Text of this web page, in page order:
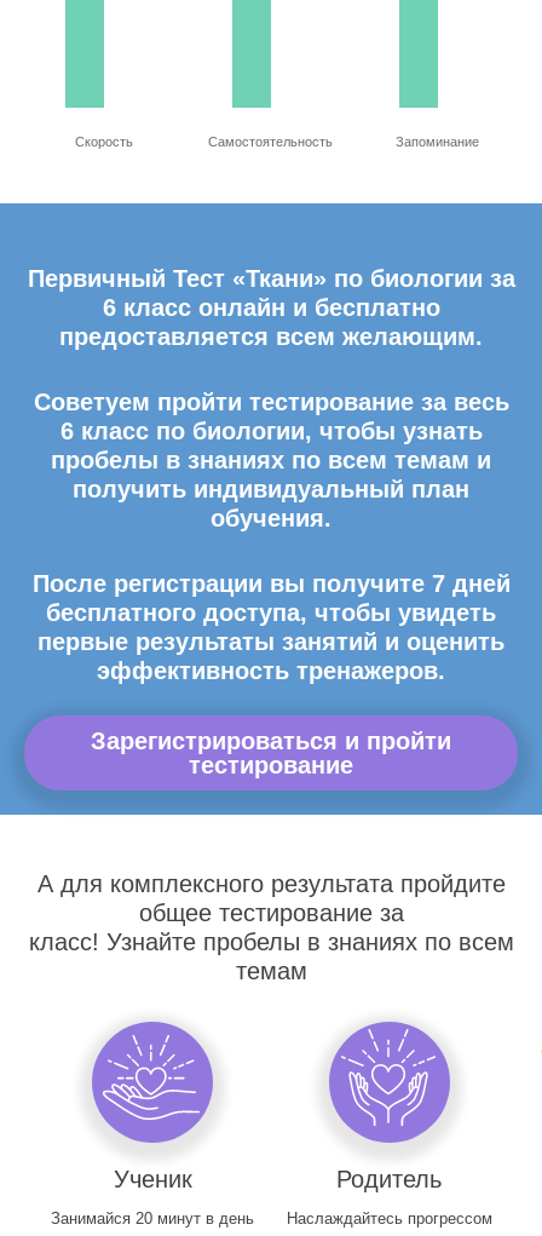
Скорость Самостоятельность Запоминание
Первичный Тест «Ткани» по биологии за
6 класс онлайн и бесплатно
предоставляется всем желающим.
Советуем пройти тестирование за весь
6 класс по биологии, чтобы узнать
пробелы в знаниях по всем темам и
получить индивидуальный план
обучения.
После регистрации вы получите 7 дней
бесплатного доступа, чтобы увидеть
первые результаты занятий и оценить
эффективность тренажеров.
Зарегистрироваться и пройти
тестирование
А для комплексного результата пройдите
общее тестирование за
класс! Узнайте пробелы в знаниях по всем
темам
Ученик
Занимайся 20 минут в день
Родитель
Наслаждайтесь прогрессом